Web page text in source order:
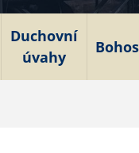
Duchovní
úvahy